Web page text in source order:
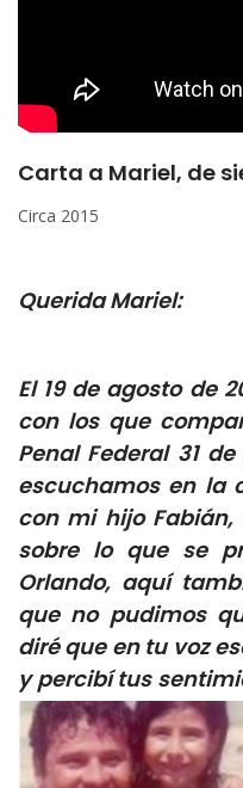
Carta a Mariel, de
Circa 2015
Querida Mariel:
El 19 de agosto de
con los que
Penal Federal 31
escuchamos en la
con mi hijo
sobre lo que se
Orlando, aquí
que no pudimos
diré que en tu voz
y percibí tus